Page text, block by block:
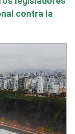
contra la